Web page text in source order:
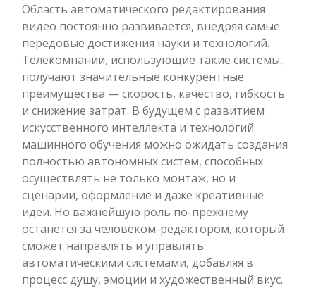
Область автоматического редактирования
видео постоянно развивается, внедряя самые
передовые достижения науки и технологий.
Телекомпании, использующие такие системы,
получают значительные конкурентные
преимущества — скорость, качество, гибкость
и снижение затрат. В будущем с развитием
искусственного интеллекта и технологий
машинного обучения можно ожидать создания
полностью автономных систем, способных
осуществлять не только монтаж, но и
сценарии, оформление и даже креативные
идеи. Но важнейшую роль по-прежнему
останется за человеком-редактором, который
сможет направлять и управлять
автоматическими системами, добавляя в
процесс душу, эмоции и художественный вкус.